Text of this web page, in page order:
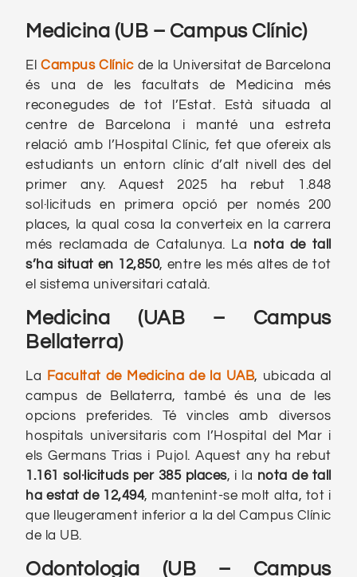
Medicina (UB – Campus Clínic)
ElCampus Clínic de la Universitat de Barcelona
és una de les facultats de Medicina més
reconegudes de tot l’Estat. Està situada al
centre de Barcelona i manté una estreta
relació amb l’Hospital Clínic, fet que ofereix als
estudiants un entorn clínic d’alt nivell des del
primer any. Aquest 2025 ha rebut 1.848
sol·licituds en primera opció per només 200
places, la qual cosa la converteix en la carrera
més reclamada de Catalunya. La nota de tall
s’ha situat en 12,850, entre les més altes de tot
el sistema universitari català.
Medicina (UAB – Campus
Bellaterra)
La Facultat de Medicina de la UAB, ubicada al
campus de Bellaterra, també és una de les
opcions preferides. Té vincles amb diversos
hospitals universitaris com l’Hospital del Mar i
els Germans Trias i Pujol. Aquest any ha rebut
1.161 sol·licituds per 385 places, i la nota de tall
ha estat de 12,494, mantenint-se molt alta, tot i
que lleugerament inferior a la del Campus Clínic
de la UB.
Odontologia (UB – Campus